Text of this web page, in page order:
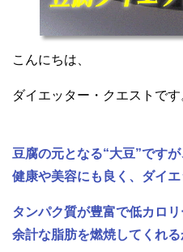
こんにちは、
ダイエッター・クエストです
豆腐の元となる“大豆”ですが
健康や美容にも良く、ダイエ
タンパク質が豊富で低カロリ
余計な脂肪を燃焼してくれる